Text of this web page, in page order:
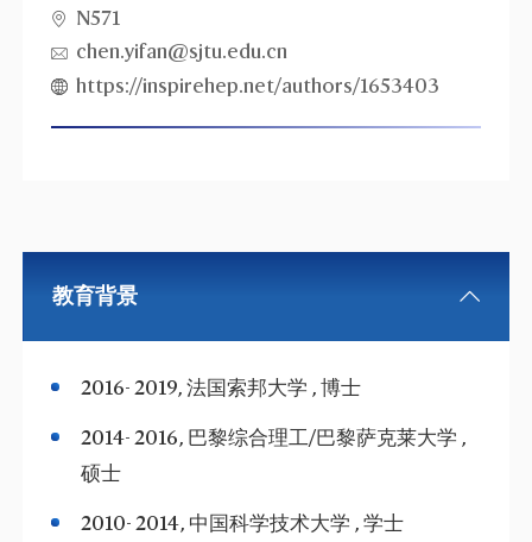
N571
chen.yifan@sjtu.edu.cn
https://inspirehep.net/authors/1653403
教育背景
2016- 2019, 法国索邦大学 , 博士
2014- 2016, 巴黎综合理工/巴黎萨克莱大学 ,
硕士
2010- 2014, 中国科学技术大学 , 学士